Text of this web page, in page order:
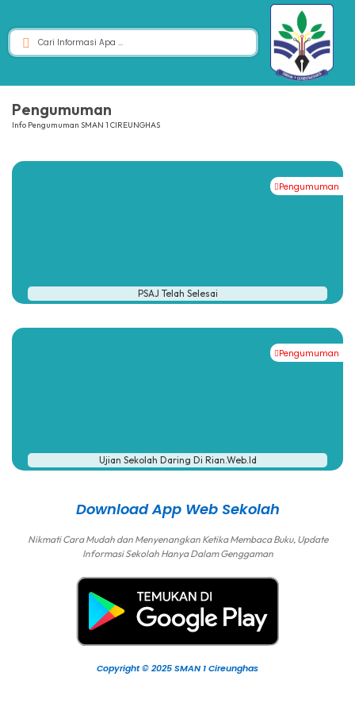
Pengumuman
Info Pengumuman SMAN 1 CIREUNGHAS
Pengumuman
PSAJ Telah Selesai
Pengumuman
Ujian Sekolah Daring Di Rian.web.id
Download App Web Sekolah
Nikmati Cara Mudah dan Menyenangkan Ketika Membaca Buku, Update
Informasi Sekolah Hanya Dalam Genggaman
Copyright © 2025 SMAN 1 Cireunghas